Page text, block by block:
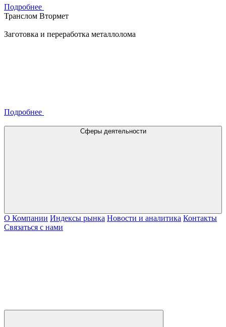
Подробнее
Транслом Втормет
Заготовка и переработка металлолома
Подробнее
Сферы деятельности
О Компании Индексы рынка Новости и аналитика Контакты
Связаться с нами